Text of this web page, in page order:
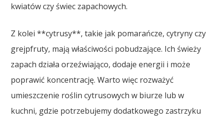
kwiatów czy świec zapachowych.
Z kolei **cytrusy**, takie jak pomarańcze, cytryny czy
grejpfruty, mają właściwości pobudzające. Ich świeży
zapach działa orzeźwiająco, dodaje energii i może
poprawić koncentrację. Warto więc rozważyć
umieszczenie roślin cytrusowych w biurze lub w
kuchni, gdzie potrzebujemy dodatkowego zastrzyku